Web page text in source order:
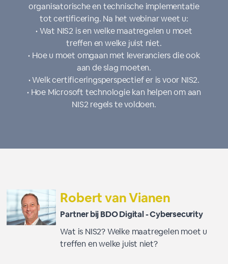
organisatorische en technische implementatie
tot certificering. Na het webinar weet u:
• Wat NIS2 is en welke maatregelen u moet
treffen en welke juist niet.
• Hoe u moet omgaan met leveranciers die ook
aan de slag moeten.
• Welk certificeringsperspectief er is voor NIS2.
• Hoe Microsoft technologie kan helpen om aan
NIS2 regels te voldoen.
Robert van Vianen
Partner bij BDO Digital - Cybersecurity
Wat is NIS2? Welke maatregelen moet u
treffen en welke juist niet?